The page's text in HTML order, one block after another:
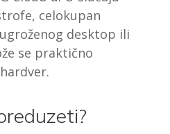
celokupan
desktop ili
se praktično